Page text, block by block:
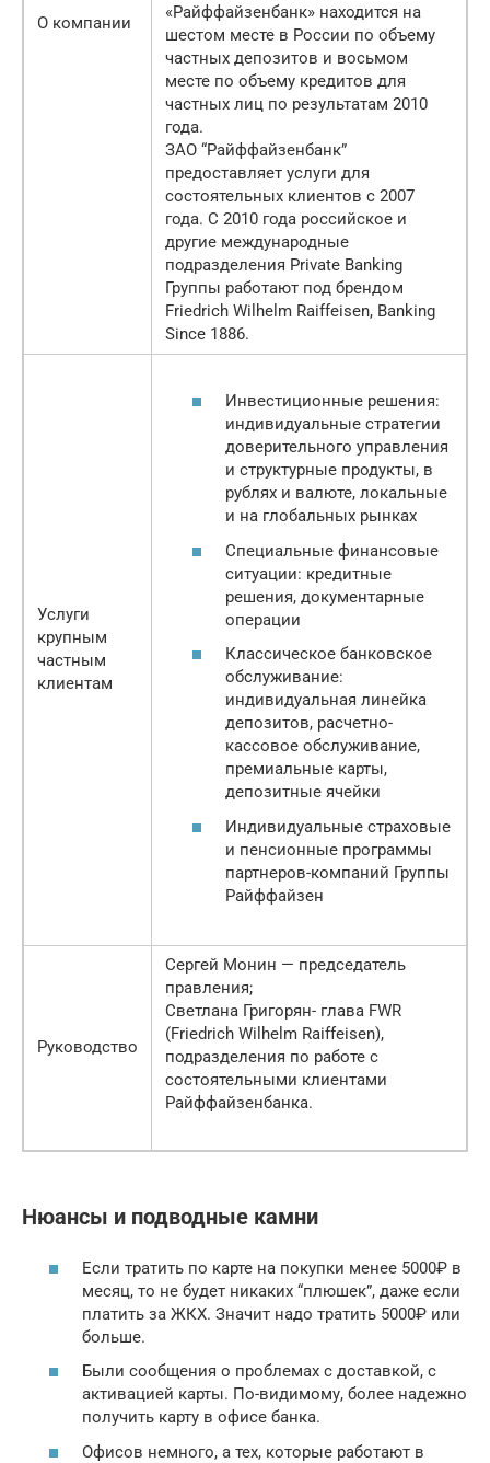
О компании
«Райффайзенбанк» находится на
шестом месте в России по объему
частных депозитов и восьмом
месте по объему кредитов для
частных лиц по результатам 2010
года.
ЗАО “Райффайзенбанк”
предоставляет услуги для
состоятельных клиентов с 2007
года. C 2010 года российское и
другие международные
подразделения Private Banking
Группы работают под брендом
Friedrich Wilhelm Raiffeisen, Banking
Since 1886.
Услуги
крупным
частным
клиентам
Инвестиционные решения:
индивидуальные стратегии
доверительного управления
и структурные продукты, в
рублях и валюте, локальные
и на глобальных рынках
Специальные финансовые
ситуации: кредитные
решения, документарные
операции
Классическое банковское
обслуживание:
индивидуальная линейка
депозитов, расчетно-
кассовое обслуживание,
премиальные карты,
депозитные ячейки
Индивидуальные страховые
и пенсионные программы
партнеров-компаний Группы
Райффайзен
Руководство
Сергей Монин — председатель
правления;
Светлана Григорян- глава FWR
(Friedrich Wilhelm Raiffeisen),
подразделения по работе с
состоятельными клиентами
Райффайзенбанка.
Нюансы и подводные камни
Если тратить по карте на покупки менее 5000₽ в
месяц, то не будет никаких “плюшек”, даже если
платить за ЖКХ. Значит надо тратить 5000₽ или
больше.
Были сообщения о проблемах с доставкой, с
активацией карты. По-видимому, более надежно
получить карту в офисе банка.
Офисов немного, а тех, которые работают в